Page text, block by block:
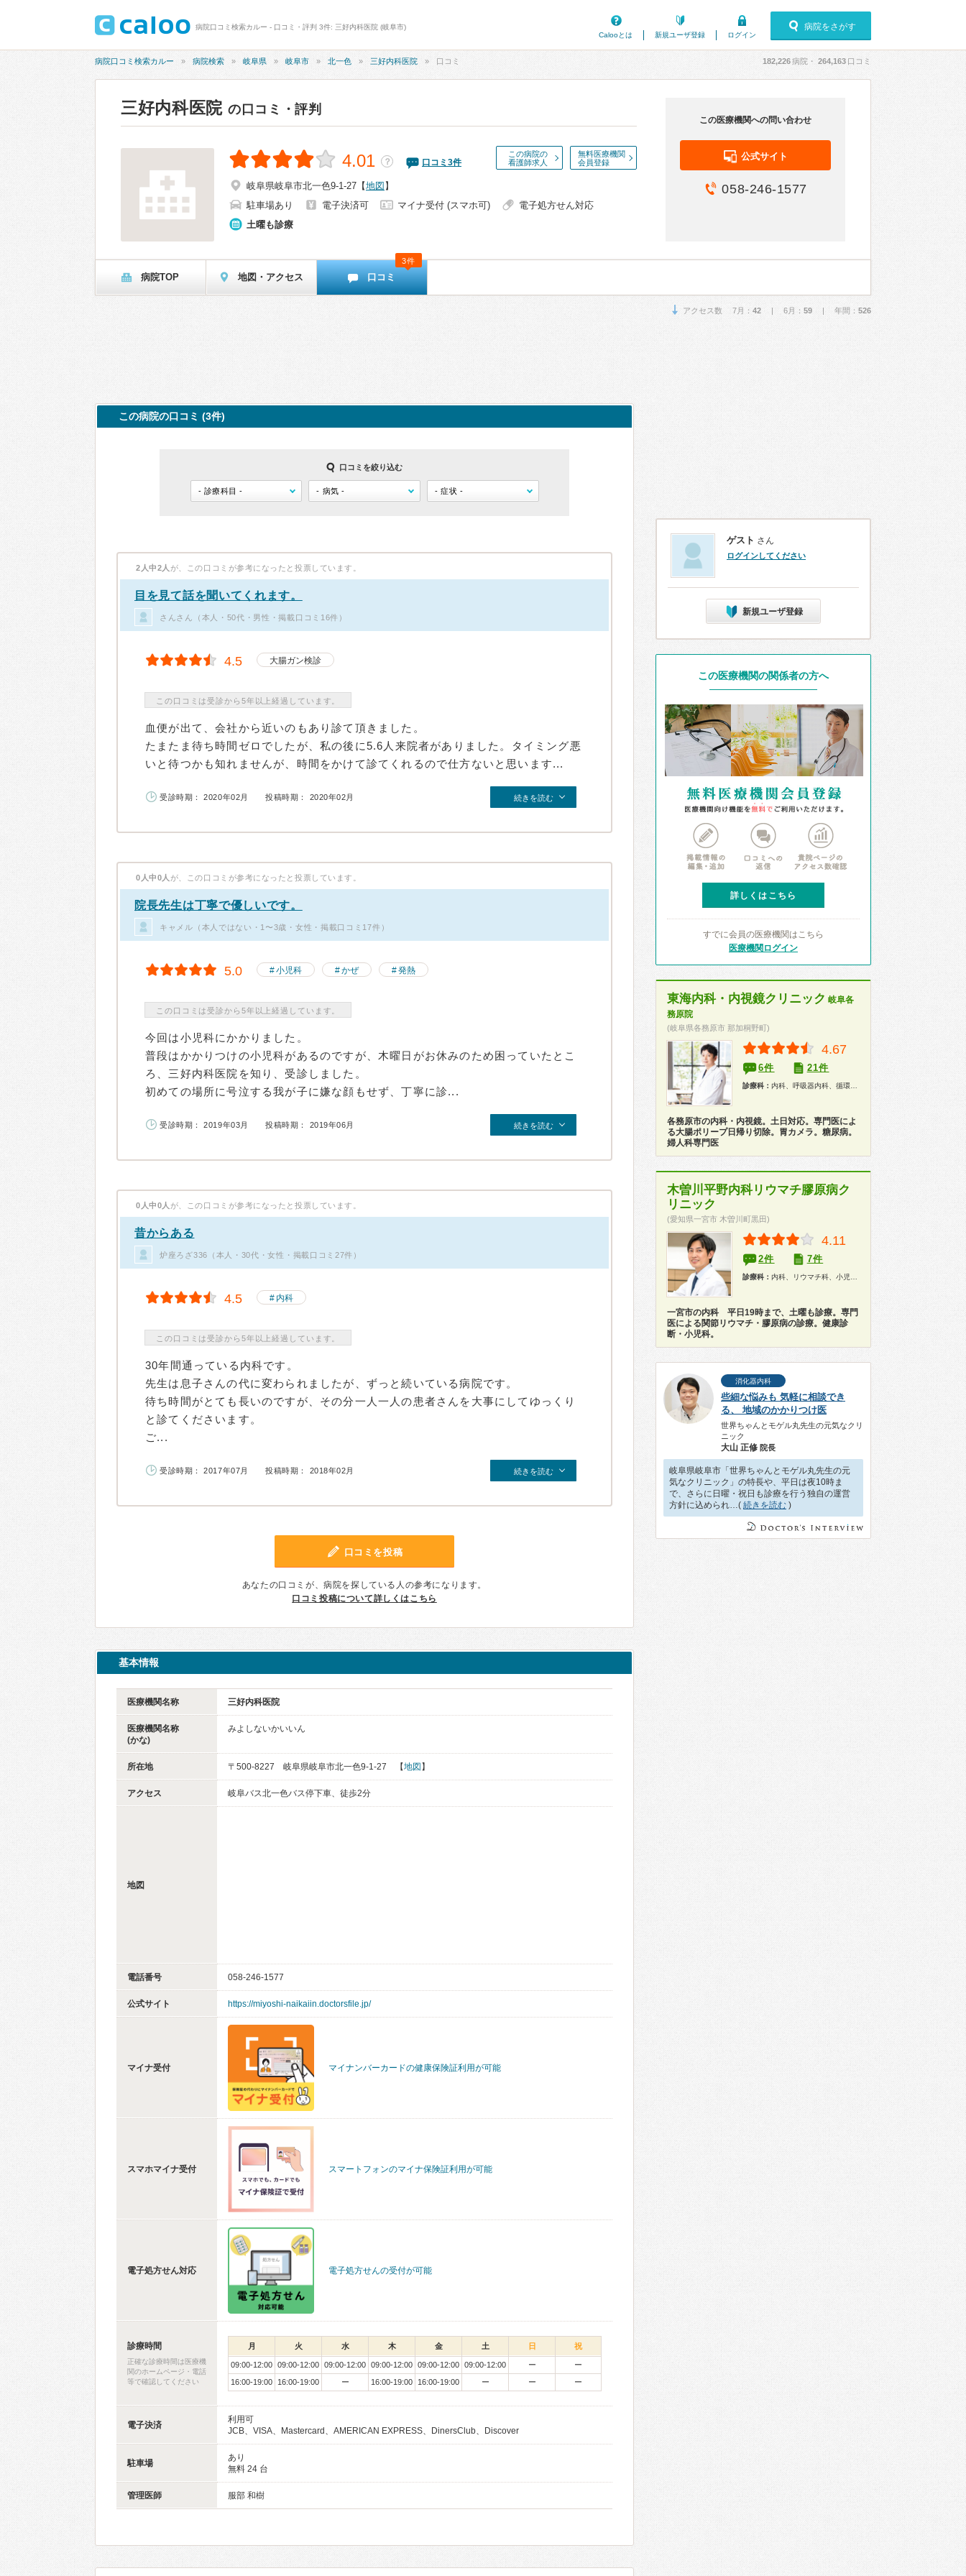
病院口コミ検索カルー - 口コミ・評判 3件: 三好内科医院 (岐阜市)
Calooとは
新規ユーザ登録 ログイン
病院をさがす
病院口コミ検索カルー 病院検索 岐阜県 岐阜市 北一色 三好内科医院 口コミ 182,226病院・ 264,163 口コミ
三好内科医院 の口コミ・評判
この病院の
看護師求人
無料医療機関
会員登録
4.01 ？ 口コミ 3件
岐阜県岐阜市北一色9-1-27 【地図 】
駐車場あり
電子決済可 マイナ受付 (スマホ可)
電子処方せん対応
土曜も診療
この医療機関への問い合わせ
公式サイト
058-246-1577
病院TOP 地図・アクセス 口コミ
3件
アクセス数 7月： 42 | 6月： 59 | 年間： 526
この病院の口コミ (3件)
口コミを絞り込む
2人中2人 が、この口コミが参考になったと投票しています。
目を見て話を聞いてくれます。
さんさん（本人・50代・男性・掲載口コミ16件）
4.5 大腸ガン検診
この口コミは受診から5年以上経過しています。
血便が出て、会社から近いのもあり診て頂きました。
たまたま待ち時間ゼロでしたが、私の後に5.6人来院者がありました。タイミング悪
いと待つかも知れませんが、時間をかけて診てくれるので仕方ないと思います...
受診時期： 2020年02月 投稿時期： 2020年02月 続きを読む
0人中0人 が、この口コミが参考になったと投票しています。
院長先生は丁寧で優しいです。
キャメル（本人ではない・1〜3歳・女性・掲載口コミ17件）
5.0 小児科 かぜ 発熱
この口コミは受診から5年以上経過しています。
今回は小児科にかかりました。
普段はかかりつけの小児科があるのですが、木曜日がお休みのため困っていたとこ
ろ、三好内科医院を知り、受診しました。
初めての場所に号泣する我が子に嫌な顔もせず、丁寧に診...
受診時期： 2019年03月 投稿時期： 2019年06月 続きを読む
0人中0人 が、この口コミが参考になったと投票しています。
昔からある
炉座ろざ336（本人・30代・女性・掲載口コミ27件）
4.5 内科
この口コミは受診から5年以上経過しています。
30年間通っている内科です。
先生は息子さんの代に変わられましたが、ずっと続いている病院です。
待ち時間がとても長いのですが、その分一人一人の患者さんを大事にしてゆっくり
と診てくださいます。
ご...
受診時期： 2017年07月 投稿時期： 2018年02月 続きを読む
口コミを投稿
あなたの口コミが、病院を探している人の参考になります。
口コミ投稿について詳しくはこちら
基本情報
医療機関名称 三好内科医院
医療機関名称
(かな)
みよしないかいいん
所在地 〒500-8227 岐阜県岐阜市北一色9-1-27 【地図 】
アクセス 岐阜バス北一色バス停下車、徒歩2分
地図
電話番号 058-246-1577
公式サイト https://miyoshi-naikaiin.doctorsfile.jp/
マイナ受付 マイナンバーカードの健康保険証利用が可能
スマホマイナ受付 スマートフォンのマイナ保険証利用が可能
電子処方せん対応 電子処方せんの受付が可能
診療時間
正確な診療時間は医療機
関のホームページ・電話
等で確認してください
月 火 水 木 金 土 日 祝
09:00-12:00 09:00-12:00 09:00-12:00 09:00-12:00 09:00-12:00 09:00-12:00 ー
ー
16:00-19:00
16:00-19:00 ー 16:00-19:00 16:00-19:00 ー ー ー
電子決済
利用可
JCB、VISA、Mastercard、AMERICAN EXPRESS、DinersClub、Discover
駐車場
あり
無料 24 台
管理医師 服部 和樹
ゲスト さん
ログインしてください
新規ユーザ登録
この医療機関の関係者の方へ
詳しくはこちら
すでに会員の医療機関はこちら
医療機関ログイン
東海内科・内視鏡クリニック 岐阜各
務原院
(岐阜県各務原市 那加桐野町)
4.67
6件 21件
診療科： 内科、呼吸器内科、循環器内科、消化器内科、胃腸科、糖尿病科、アレルギー科、腎臓内科、美容皮膚科、性病科、婦人科、産婦人科、内視鏡、健康診断、在宅医療
各務原市の内科・内視鏡。土日対応。専門医によ
る大腸ポリープ日帰り切除。胃カメラ。糖尿病。
婦人科専門医
木曽川平野内科リウマチ膠原病ク
リニック
(愛知県一宮市 木曽川町黒田)
4.11
2件 7件
診療科： 内科、リウマチ科、小児科、健康診断
一宮市の内科 平日19時まで、土曜も診療。専門
医による関節リウマチ・膠原病の診療。健康診
断・小児科。
消化器内科
些細な悩みも 気軽に相談でき
る、 地域のかかりつけ医
世界ちゃんとモゲル丸先生の元気なクリ
ニック
大山 正修 院長
岐阜県岐阜市「世界ちゃんとモゲル丸先生の元
気なクリニック」の特長や、平日は夜10時ま
で、さらに日曜・祝日も診療を行う独自の運営
方針に込められ…( 続きを読む )